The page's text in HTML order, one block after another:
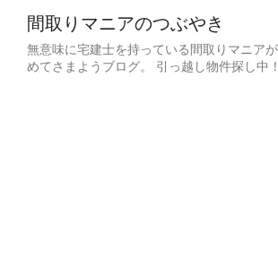
間取りマニアのつぶやき
無意味に宅建士を持っている間取りマニア
めてさまようブログ。 引っ越し物件探し中！